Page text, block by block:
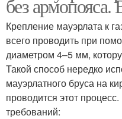
без
Крепление мауэрлата к
всего проводить при
диаметром 4–5 мм,
Такой способ нередко
мауэрлатного бруса на
проводится этот
требований: